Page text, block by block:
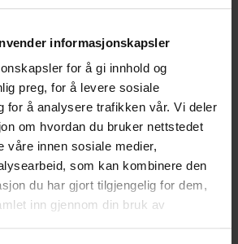
informasjonskapsler
for å gi innhold og
preg, for å levere sosiale
for å analysere trafikken vår. Vi deler
om hvordan du bruker nettstedet
våre innen sosiale medier,
som kan kombinere den
du har gjort tilgjengelig for dem,
inn gjennom din bruk av
får hoftebrudd i Norge
av disse er eldre. Det er det
Når man eldes reduseres
man mister styrke og
vil også få dårligere
«falltendensen». Aldring
i skjelettet